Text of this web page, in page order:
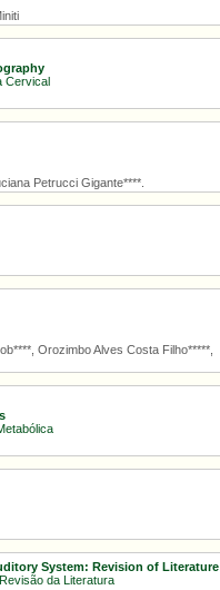
Cervical
Petrucci Gigante****.
Orozimbo Alves Costa Filho*****,
System: Revision of Literature
da Literatura